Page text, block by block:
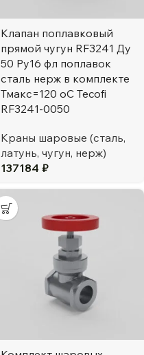
Клапан поплавковый
прямой чугун RF3241 Ду
50 Ру16 фл поплавок
сталь нерж в комплекте
Тмакс=120 оС Tecofi
RF3241-0050
Краны шаровые (сталь,
латунь, чугун, нерж)
137184 ₽